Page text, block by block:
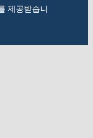
제공받습니